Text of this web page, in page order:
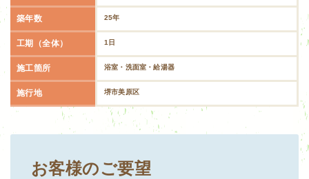
築年数 25年
工期（全体） 1日
施工箇所 浴室・洗面室・給湯器
施行地 堺市美原区
お客様のご要望